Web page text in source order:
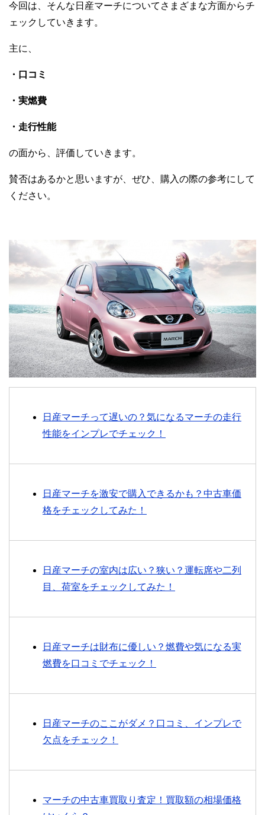
今回は、そんな日産マーチについてさまざまな方面からチ
ェックしていきます。
主に、
・口コミ
・実燃費
・走行性能
の面から、評価していきます。
賛否はあるかと思いますが、ぜひ、購入の際の参考にして
ください。
日産マーチって遅いの？気になるマーチの走行
性能をインプレでチェック！
日産マーチを激安で購入できるかも？中古車価
格をチェックしてみた！
日産マーチの室内は広い？狭い？運転席や二列
目、荷室をチェックしてみた！
日産マーチは財布に優しい？燃費や気になる実
燃費を口コミでチェック！
日産マーチのここがダメ？口コミ、インプレで
欠点をチェック！
マーチの中古車買取り査定！買取額の相場価格